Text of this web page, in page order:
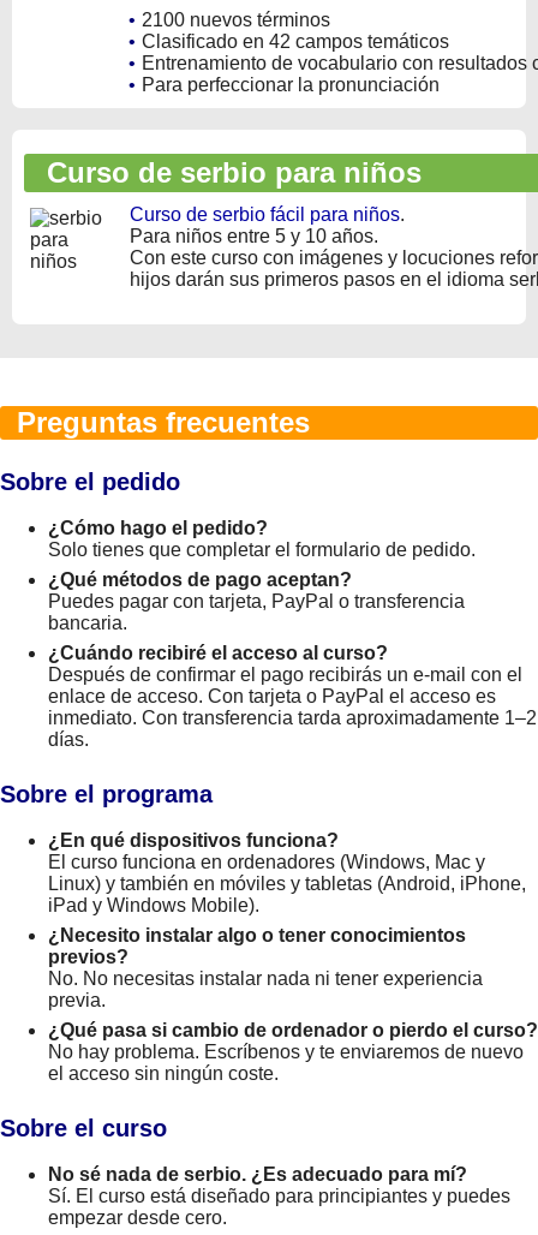
• 2100 nuevos términos
• Clasificado en 42 campos temáticos
• Entrenamiento de vocabulario con resultados
• Para perfeccionar la pronunciación
Curso de serbio para niños
Curso de serbio fácil para niños.
Para niños entre 5 y 10 años.
Con este curso con imágenes y locuciones
hijos darán sus primeros pasos en el idioma
Preguntas frecuentes
Sobre el pedido
¿Cómo hago el pedido?
Solo tienes que completar el formulario de pedido.
¿Qué métodos de pago aceptan?
Puedes pagar con tarjeta, PayPal o transferencia
bancaria.
¿Cuándo recibiré el acceso al curso?
Después de confirmar el pago recibirás un e-mail con el
enlace de acceso. Con tarjeta o PayPal el acceso es
inmediato. Con transferencia tarda aproximadamente 1–2
días.
Sobre el programa
¿En qué dispositivos funciona?
El curso funciona en ordenadores (Windows, Mac y
Linux) y también en móviles y tabletas (Android, iPhone,
iPad y Windows Mobile).
¿Necesito instalar algo o tener conocimientos
previos?
No. No necesitas instalar nada ni tener experiencia
previa.
¿Qué pasa si cambio de ordenador o pierdo el curso?
No hay problema. Escríbenos y te enviaremos de nuevo
el acceso sin ningún coste.
Sobre el curso
No sé nada de serbio. ¿Es adecuado para mí?
Sí. El curso está diseñado para principiantes y puedes
empezar desde cero.